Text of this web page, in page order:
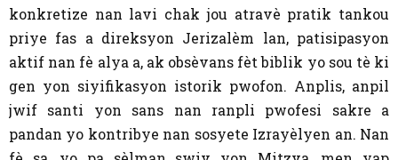
konkretize nan lavi chak jou atravè pratik tankou
priye fas a direksyon Jerizalèm lan, patisipasyon
aktif nan fè alya a, ak obsèvans fèt biblik yo sou tè ki
gen yon siyifikasyon istorik pwofon. Anplis, anpil
jwif santi yon sans nan ranpli pwofesi sakre a
pandan yo kontribye nan sosyete Izrayèlyen an. Nan